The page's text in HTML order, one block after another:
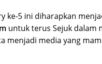
ke-5 ini diharapkan
untuk terus Sejuk dalam
menjadi media yang